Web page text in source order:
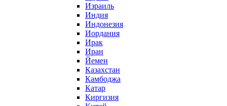
Израиль
Индия
Индонезия
Иордания
Ирак
Иран
Йемен
Казахстан
Камбоджа
Катар
Киргизия